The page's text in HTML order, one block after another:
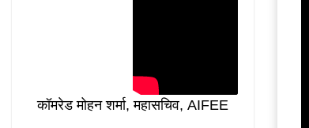
कॉमरेड मोहन शर्मा, महासचिव, AIFEE